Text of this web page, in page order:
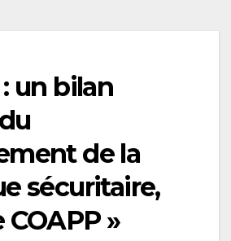
un bilan
de la
sécuritaire,
»